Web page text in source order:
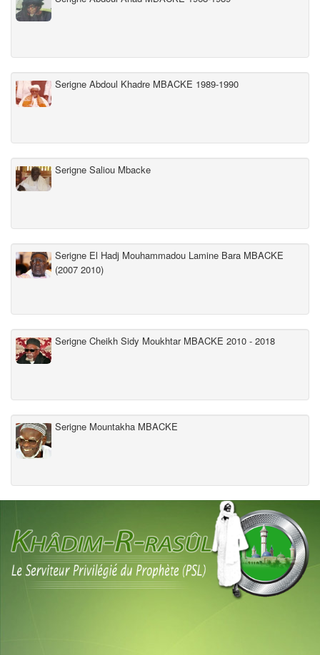
Serigne Abdoul Khadre MBACKE 1989-1990
Serigne Saliou Mbacke
Serigne El Hadj Mouhammadou Lamine Bara MBACKE
(2007 2010)
Serigne Cheikh Sidy Moukhtar MBACKE 2010 - 2018
Serigne Mountakha MBACKE